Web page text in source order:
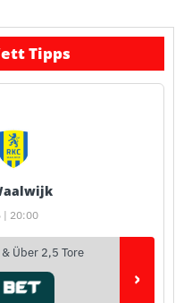
Tipps
| 20:00
Über 2,5 Tore
›